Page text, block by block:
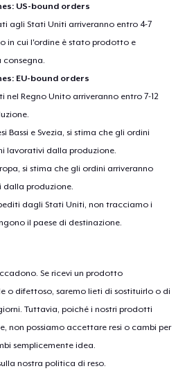
US-bound orders
agli Stati Uniti arriveranno entro 4-7
in cui l'ordine è stato prodotto e
consegna.
EU-bound orders
nel Regno Unito arriveranno entro 7-12
Bassi e Svezia, si stima che gli ordini
lavorativi dalla produzione.
si stima che gli ordini arriveranno
dalla produzione.
dagli Stati Uniti, non tracciamo i
il paese di destinazione.
Se ricevi un prodotto
o difettoso, saremo lieti di sostituirlo o di
Tuttavia, poiché i nostri prodotti
non possiamo accettare resi o cambi per
semplicemente idea.
nostra politica di reso.